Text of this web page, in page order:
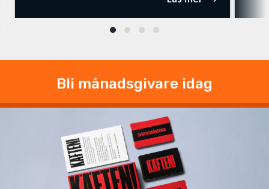
Bli månadsgivare idag